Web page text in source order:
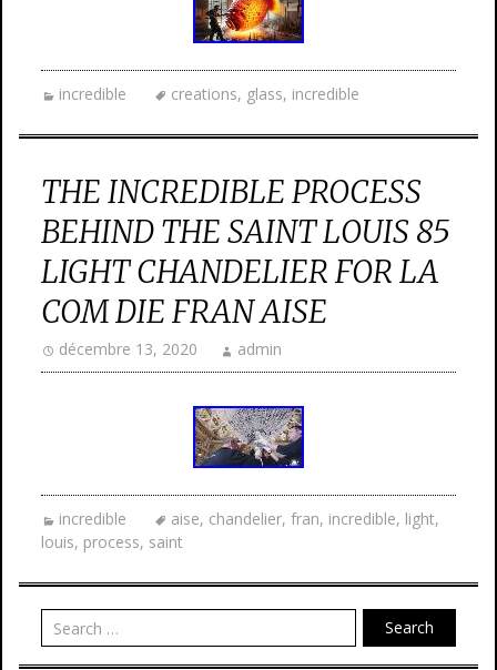
incredible creations, glass, incredible
THE INCREDIBLE PROCESS
BEHIND THE SAINT LOUIS 85
LIGHT CHANDELIER FOR LA
COM DIE FRAN AISE
décembre 13, 2020 admin
incredible aise, chandelier, fran, incredible, light,
louis, process, saint
Search